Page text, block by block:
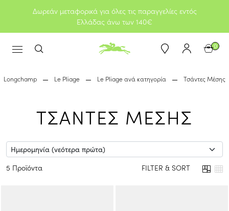
Δωρεάν μεταφορικά για όλες τις παραγγελίες εντός
Ελλάδας άνω των 140€
0
Longchamp Le Pliage Le Pliage ανά κατηγορία Τσάντες Μέσης
ΤΣΑΝΤΕΣ ΜΕΣΗΣ
5 Προϊόντα FILTER & SORT